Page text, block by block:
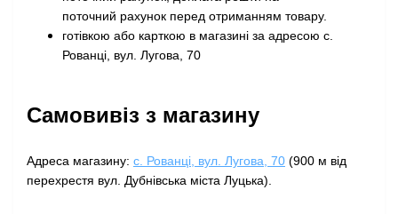
поточний рахунок перед отриманням товару.
готівкою або карткою в магазині за адресою с.
Рованці, вул. Лугова, 70
Самовивіз з магазину
Адреса магазину: с. Рованці, вул. Лугова, 70 (900 м від
перехрестя вул. Дубнівська міста Луцька).